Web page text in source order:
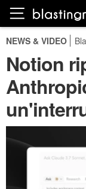
NEWS & VIDEO
Notion